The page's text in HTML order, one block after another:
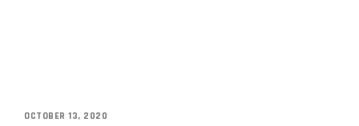
OCTOBER 13, 2020